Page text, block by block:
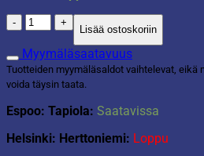
Vauvalelu
Magica
määrä
Lisää ostoskoriin
Myymäläsaatavuus
Tuotteiden myymäläsaldot vaihtelevat, eikä
voida täysin taata.
Espoo: Tapiola: Saatavissa
Helsinki: Herttoniemi: Loppu